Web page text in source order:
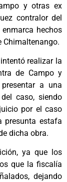
y otras ex
contralor del
hechos
Chimaltenango.
realizar la
de Campo y
a una
caso, siendo
por el caso
presunta estafa
dicha obra.
ya que los
que la fiscalía
dejando